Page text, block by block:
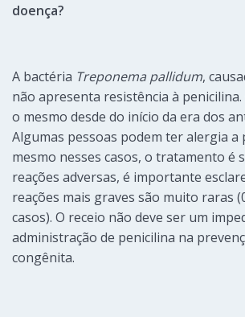
doença?
A bactéria Treponema pallidum,
não apresenta resistência à
o mesmo desde do início da era dos
Algumas pessoas podem ter alergia a
mesmo nesses casos, o tratamento é
reações adversas, é importante
reações mais graves são muito raras
casos). O receio não deve ser um
administração de penicilina na
congênita.